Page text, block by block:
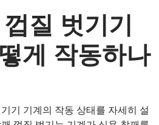
질 벗기기
게 작동하나
기 기계의 작동 상태를 자세히 설